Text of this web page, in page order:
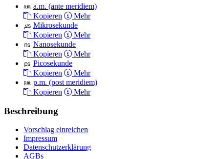
㏂ a.m. (ante meridiem)
Kopieren
Mehr
㎲ Mikrosekunde
Kopieren
Mehr
㎱ Nanosekunde
Kopieren
Mehr
㎰ Picosekunde
Kopieren
Mehr
㏘ p.m. (post meridiem)
Kopieren
Mehr
Beschreibung
Vorschlag einreichen
Impressum
Datenschutzerklärung
AGBs